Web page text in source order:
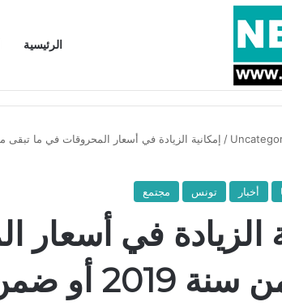
الرئيسية
وبتكليف من سعيّد: الخارجية تستدعي السفيرة الفرنسية
/
أخبار تونس مجتمع
الزيادة في